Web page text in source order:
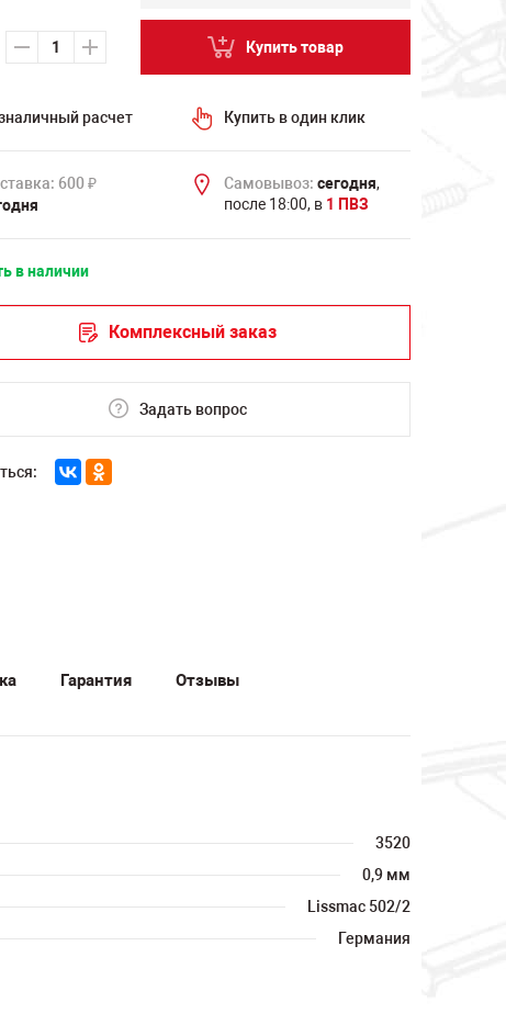
Купить товар
расчет Купить в один клик
600 ₽ Самовывоз: сегодня,
после 18:00, в 1 ПВЗ
в наличии
Комплексный заказ
Задать вопрос
Гарантия Отзывы
3520
0,9 мм
Lissmac 502/2
Германия